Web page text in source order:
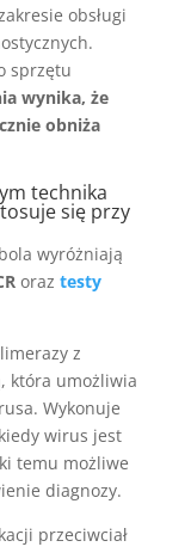
obsługi
sprzętu
wynika, że
obniża
technika
się przy
wyróżniają
oraz testy
z
która umożliwia
Wykonuje
wirus jest
temu możliwe
diagnozy.
przeciwciał